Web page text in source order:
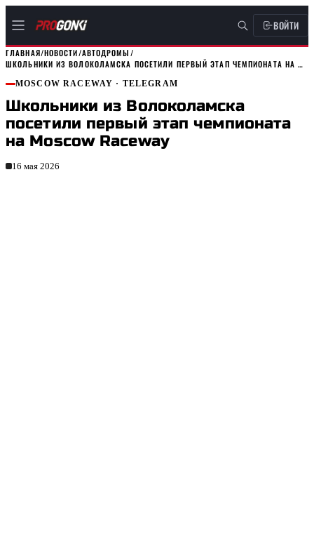
ВОЙТИ
ГЛАВНАЯ/НОВОСТИ/АВТОДРОМЫ/
ШКОЛЬНИКИ ИЗ ВОЛОКОЛАМСКА ПОСЕТИЛИ ПЕРВЫЙ ЭТАП ЧЕМПИОНАТА НА MOSCOW…
MOSCOW RACEWAY · TELEGRAM
Школьники из Волоколамска
посетили первый этап чемпионата
на Moscow Raceway
16 мая 2026